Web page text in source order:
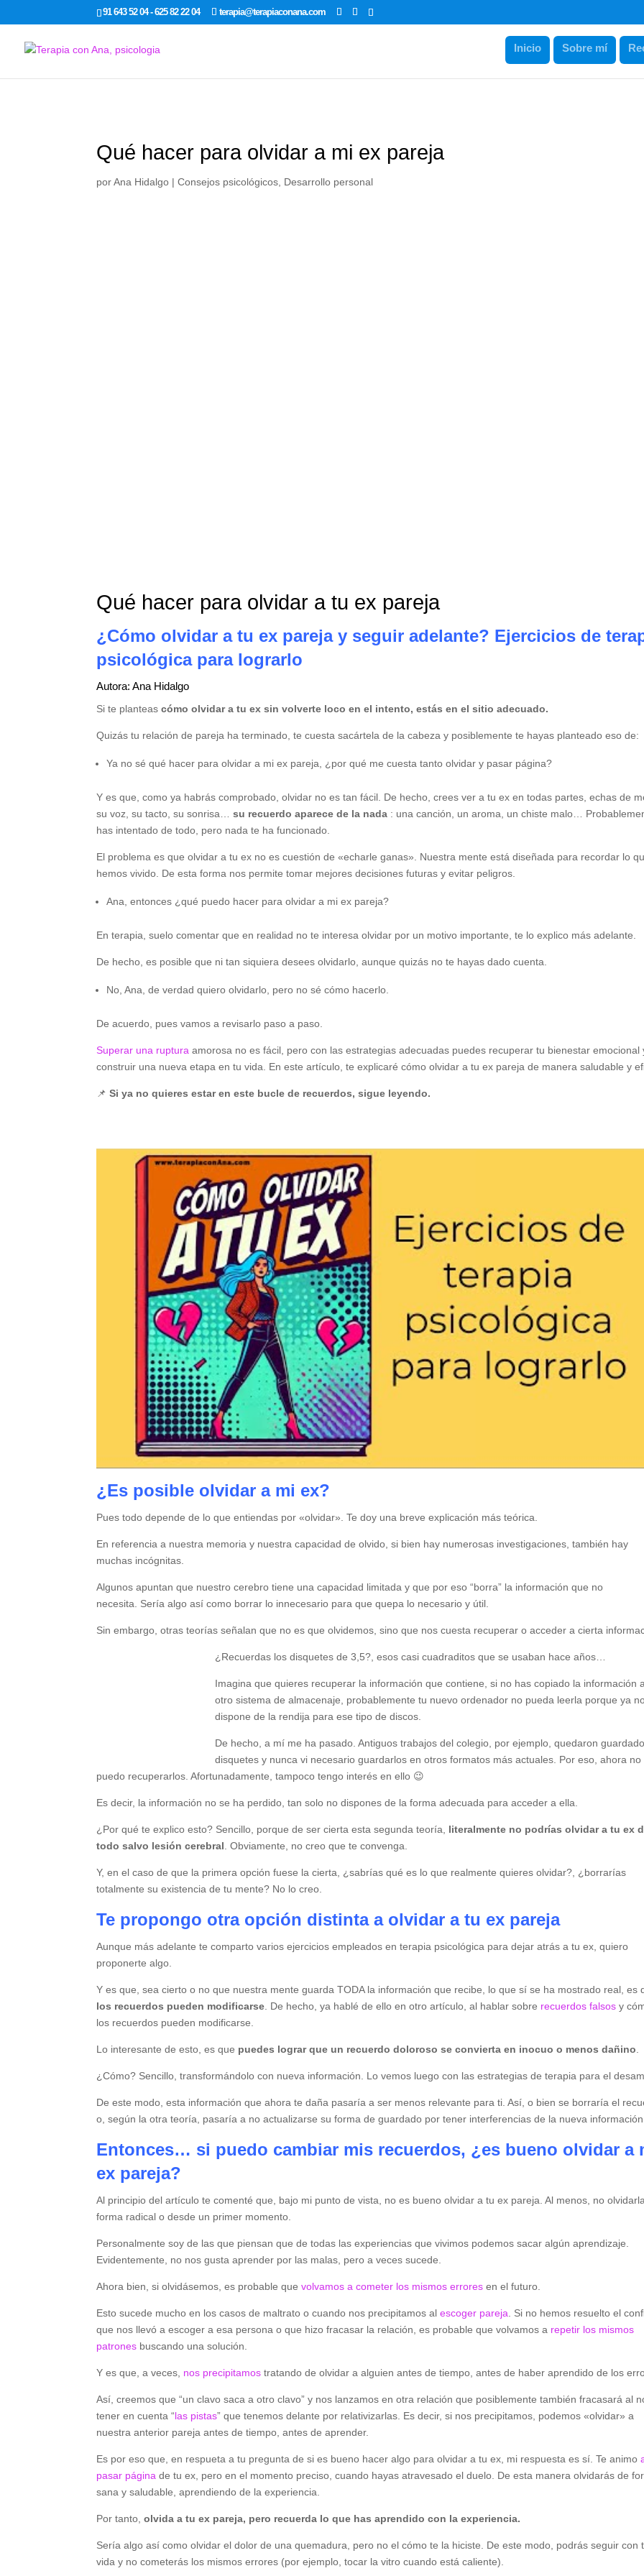
google-site-verification: google7dcda757e565a307.html
91 643 52 04 - 625 82 22 04 terapia@terapiaconana.com
Inicio Sobre mí
Qué hacer para olvidar a mi ex pareja
porAna Hidalgo |Consejos psicológicos Desarrollo personal
Qué hacer para olvidar a tu ex pareja
¿Cómo olvidar a tu ex pareja y seguir adelante? Ejercicios de
psicológica para lograrlo
Autora: Ana Hidalgo
Si te planteascómo olvidar a tu ex sin volverte loco en el intento, estás en el sitio adecuado.
Quizás tu relación de pareja ha terminado, te cuesta sacártela de la cabeza y posiblemente te hayas planteado eso de:
Ya no sé qué hacer para olvidar a mi ex pareja, ¿por qué me cuesta tanto olvidar y pasar página?
Y es que, como ya habrás comprobado, olvidar no es tan fácil. De hecho, crees ver a tu ex en todas partes, echas de
su voz, su tacto, su sonrisa…su recuerdo aparece de la nada : una canción, un aroma, un chiste malo…
has intentado de todo, pero nada te ha funcionado.
El problema es que olvidar a tu ex no es cuestión de «echarle ganas». Nuestra mente está diseñada para recordar lo
hemos vivido. De esta forma nos permite tomar mejores decisiones futuras y evitar peligros.
Ana, entonces ¿qué puedo hacer para olvidar a mi ex pareja?
En terapia, suelo comentar que en realidad no te interesa olvidar por un motivo importante, te lo explico más adelante.
De hecho, es posible que ni tan siquiera desees olvidarlo, aunque quizás no te hayas dado cuenta.
No, Ana, de verdad quiero olvidarlo, pero no sé cómo hacerlo.
De acuerdo, pues vamos a revisarlo paso a paso.
Superar una ruptura amorosa no es fácil, pero con las estrategias adecuadas puedes recuperar tu bienestar emocional
construir una nueva etapa en tu vida. En este artículo, te explicaré cómo olvidar a tu ex pareja de manera saludable y
📌Si ya no quieres estar en este bucle de recuerdos, sigue leyendo.
¿Es posible olvidar a mi ex?
Pues todo depende de lo que entiendas por «olvidar». Te doy una breve explicación más teórica.
En referencia a nuestra memoria y nuestra capacidad de olvido, si bien hay numerosas investigaciones, también hay
muchas incógnitas.
Algunos apuntan que nuestro cerebro tiene una capacidad limitada y que por eso “borra” la información que no
necesita. Sería algo así como borrar lo innecesario para que quepa lo necesario y útil.
Sin embargo, otras teorías señalan que no es que olvidemos, sino que nos cuesta recuperar o acceder a cierta
¿Recuerdas los disquetes de 3,5?, esos casi cuadraditos que se usaban hace años…
Imagina que quieres recuperar la información que contiene, si no has copiado la información a
otro sistema de almacenaje, probablemente tu nuevo ordenador no pueda leerla porque ya
dispone de la rendija para ese tipo de discos.
De hecho, a mí me ha pasado. Antiguos trabajos del colegio, por ejemplo, quedaron
disquetes y nunca vi necesario guardarlos en otros formatos más actuales. Por eso, ahora no
puedo recuperarlos. Afortunadamente, tampoco tengo interés en ello 😉
Es decir, la información no se ha perdido, tan solo no dispones de la forma adecuada para acceder a ella.
¿Por qué te explico esto? Sencillo, porque de ser cierta esta segunda teoría, literalmente no podrías olvidar a tu ex
todo salvo lesión cerebral . Obviamente, no creo que te convenga.
Y, en el caso de que la primera opción fuese la cierta, ¿sabrías qué es lo que realmente quieres olvidar?, ¿borrarías
totalmente su existencia de tu mente? No lo creo.
Te propongo otra opción distinta a olvidar a tu ex pareja
Aunque más adelante te comparto varios ejercicios empleados en terapia psicológica para dejar atrás a tu ex, quiero
proponerte algo.
Y es que, sea cierto o no que nuestra mente guarda TODA la información que recibe, lo que sí se ha mostrado real, es
los recuerdos pueden modificarse . De hecho, ya hablé de ello en otro artículo, al hablar sobre recuerdos falsos y
los recuerdos pueden modificarse.
Lo interesante de esto, es que puedes lograr que un recuerdo doloroso se convierta en inocuo o menos dañino
¿Cómo? Sencillo, transformándolo con nueva información. Lo vemos luego con las estrategias de terapia para el
De este modo, esta información que ahora te daña pasaría a ser menos relevante para ti. Así, o bien se borraría el
o, según la otra teoría, pasaría a no actualizarse su forma de guardado por tener interferencias de la nueva información.
Entonces… si puedo cambiar mis recuerdos, ¿es bueno olvidar a
ex pareja?
Al principio del artículo te comenté que, bajo mi punto de vista, no es bueno olvidar a tu ex pareja. Al menos, no
forma radical o desde un primer momento.
Personalmente soy de las que piensan que de todas las experiencias que vivimos podemos sacar algún aprendizaje.
Evidentemente, no nos gusta aprender por las malas, pero a veces sucede.
Ahora bien, si olvidásemos, es probable quevolvamos a cometer los mismos erroresen el futuro.
Esto sucede mucho en los casos de maltrato o cuando nos precipitamos alescoger pareja . Si no hemos resuelto el
que nos llevó a escoger a esa persona o que hizo fracasar la relación, es probable que volvamos a repetir los mismos
patrones buscando una solución.
Y es que, a veces, nos precipitamos tratando de olvidar a alguien antes de tiempo, antes de haber aprendido de los
Así, creemos que “un clavo saca a otro clavo” y nos lanzamos en otra relación que posiblemente también fracasará al
tener en cuenta “las pistas” que tenemos delante por relativizarlas. Es decir, si nos precipitamos, podemos «olvidar» a
nuestra anterior pareja antes de tiempo, antes de aprender.
Es por eso que, en respueta a tu pregunta de si es bueno hacer algo para olvidar a tu ex, mi respuesta es sí. Te animo
pasar página de tu ex, pero en el momento preciso, cuando hayas atravesado el duelo. De esta manera olvidarás de
sana y saludable, aprendiendo de la experiencia.
Por tanto,olvida a tu ex pareja, pero recuerda lo que has aprendido con la experiencia.
Sería algo así como olvidar el dolor de una quemadura, pero no el cómo te la hiciste. De este modo, podrás seguir con
vida y no cometerás los mismos errores (por ejemplo, tocar la vitro cuando está caliente).